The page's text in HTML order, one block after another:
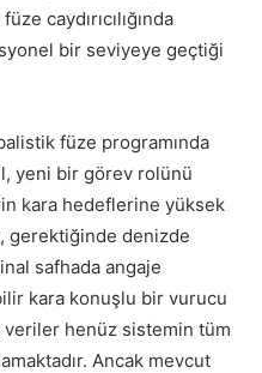
caydırıcılığında
bir seviyeye geçtiği
füze programında
yeni bir görev rolünü
kara hedeflerine yüksek
gerektiğinde denizde
safhada angaje
kara konuşlu bir vurucu
veriler henüz sistemin tüm
Ancak mevcut